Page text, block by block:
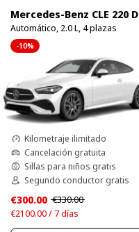
Mercedes-Benz CLE 220 D
Automático, 2.0 L, 4 plazas
-10%
Kilometraje ilimitado
Cancelación gratuita
Sillas para niños gratis
Segundo conductor gratis
€300.00 €330.00
€2100.00 / 7 días